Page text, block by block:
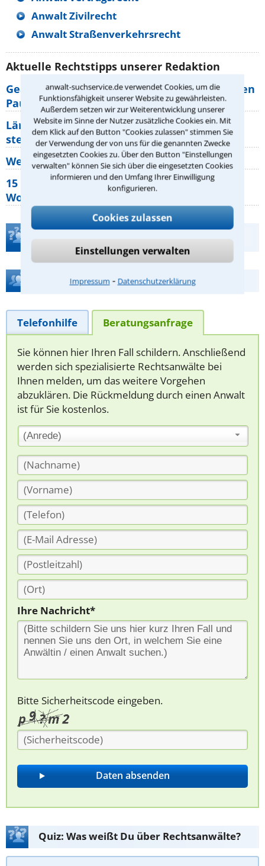
anwalt-suchservice.de verwendet Cookies, um die
Funktionsfähigkeit unserer Website zu gewährleisten.
Außerdem setzen wir zur Weiterentwicklung unserer
Website im Sinne der Nutzer zusätzliche Cookies ein. Mit
dem Klick auf den Button "Cookies zulassen" stimmen Sie
der Verwendung der von uns für die genannten Zwecke
eingesetzten Cookies zu. Über den Button "Einstellungen
verwalten" können Sie sich über die eingesetzten Cookies
informieren und den Umfang Ihrer Einwilligung
konfigurieren.
Cookies zulassen
Einstellungen verwalten
Impressum ⁃ Datenschutzerklärung
Anwalt Zivilrecht
Anwalt Straßenverkehrsrecht
Aktuelle Rechtstipps unserer Redaktion
Geänderte Abflugzeiten: Welche Rechte haben
Pauschalurlauber?
Lärm von den Nachbarn: Welche Rechte
stehen mir zu?
Wer muss Zweitwohnungssteuer zahlen?
15 elementare Rechte, die jeder
Wohnungseigentümer kennen sollte
Hilfe bei Ihrer Anwaltsuche?
Telefonhilfe Beratungsanfrage
Sie können hier Ihren Fall schildern. Anschließend
werden sich spezialisierte Rechtsanwälte bei
Ihnen melden, um das weitere Vorgehen
abzuklären. Die Rückmeldung durch einen Anwalt
ist für Sie kostenlos.
(Anrede)
Ihre Nachricht*
Bitte Sicherheitscode eingeben.
Quiz: Was weißt Du über Rechtsanwälte?